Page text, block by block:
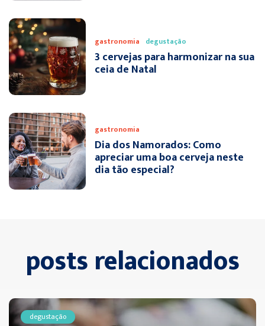
gastronomia degustação
3 cervejas para harmonizar na sua
ceia de Natal
gastronomia
Dia dos Namorados: Como
apreciar uma boa cerveja neste
dia tão especial?
posts relacionados
degustação